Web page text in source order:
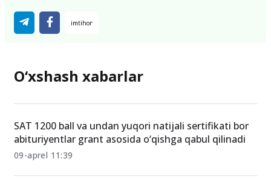
O‘xshash xabarlar
SAT 1200 ball va undan yuqori natijali sertifikati bor
abituriyentlar grant asosida o‘qishga qabul qilinadi
09-aprel 11:39